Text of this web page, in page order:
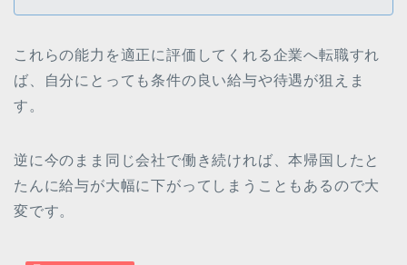
これらの能力を適正に評価してくれる企業へ転職すれ
ば、自分にとっても条件の良い給与や待遇が狙えま
す。
逆に今のまま同じ会社で働き続ければ、本帰国したと
たんに給与が大幅に下がってしまうこともあるので大
変です。